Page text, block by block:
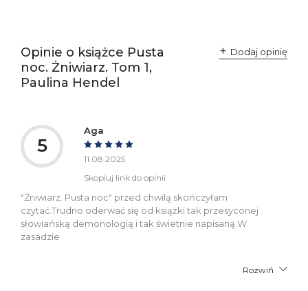
Polska
kontakt@wydajenamsie.pl
+48 61 623 38 38
Opinie o książce Pusta
noc. Żniwiarz. Tom 1,
Paulina Hendel
Dodaj opinię
5
Aga
11.08.2025
Skopiuj link do opinii
"Żniwiarz. Pusta noc" przed chwilą skończyłam
czytać.Trudno oderwać się od książki tak przesyconej
słowiańską demonologią i tak świetnie napisaną.W
zasadzie
Rozwiń